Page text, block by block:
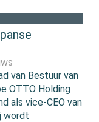
van Bestuur van
OTTO Holding
als vice-CEO van
wordt